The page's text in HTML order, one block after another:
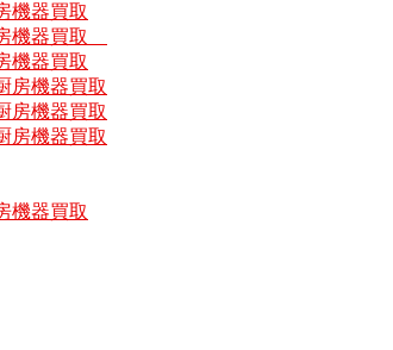
機器買取
機器買取
機器買取
房機器買取
房機器買取
房機器買取
機器買取